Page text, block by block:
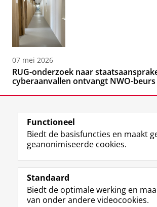
07 mei 2026
RUG-onderzoek naar
cyberaanvallen ontvangt NWO-beurs
Volg de RUG
F
a
e
b
L
i
k
e
R
S
-
f
Studiekiezers
Functioneel
Biedt de basisfuncties en maakt
geanonimiseerde cookies.
Standaard
Biedt de optimale werking en
van onder andere videocookies.